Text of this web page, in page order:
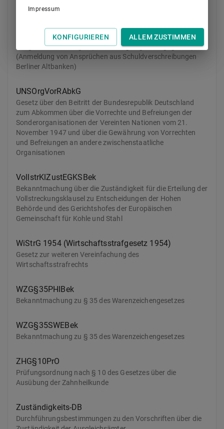
UErgGDV 2
Ergänzung von Vorschriften des Umstellungsrechts und
über die Ausstattung der Berliner Altbanken mit
Ausgleichsforderungen (Umstellungsergänzungsgesetz)
(Anmeldung von Ansprüchen aus Schuldverschreibungen
Berliner Altbanken)
UNSOrgVorRAbkG
Gesetz über den Beitritt der Bundesrepublik Deutschland
zum Abkommen über die Vorrechte und Befreiungen der
Sonderorganisationen der Vereinten Nationen vom 21.
November 1947 und über die Gewährung von Vorrechten
und Befreiungen an andere zwischenstaatliche
Organisationen
VollstrKlZustEGKSBek
Bekanntmachung über die Zuständigkeit für die Erteilung der
Vollstreckungsklausel zu Entscheidungen der Hohen
Behörde und des Gerichtshofes der Europäischen
Gemeinschaft für Kohle und Stahl
WiStrG 1954 (Wirtschaftsstrafgesetz 1954)
Gesetz zur weiteren Vereinfachung des
Wirtschaftsstrafrechts
WZG§35PHIBek
Bekanntmachung zu § 35 des Warenzeichengesetzes
WZG§35SWEBek
Bekanntmachung zu § 35 des Warenzeichengesetzes
ZHG§10PrO
Prüfungsordnung nach § 10 des Gesetzes über die
Ausübung der Zahnheilkunde
Zuständigkeits-DB
Durchführungsbestimmungen zu den Vorschriften über die
Impressum
KONFIGURIEREN ALLEM ZUSTIMMEN